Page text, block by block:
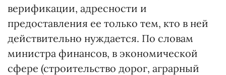
верификации, адресности и
предоставления ее только тем, кто в ней
действительно нуждается. По словам
министра финансов, в экономической
сфере (строительство дорог, аграрный